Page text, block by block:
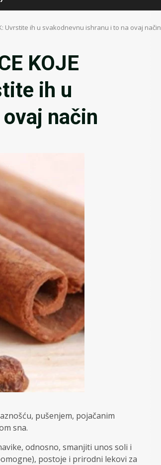
Uvrstite ih u svakodnevnu ishranu i to na ovaj način
KOJE
ih u
način
pušenjem, pojačanim
sna.
odnosno, smanjiti unos soli i
postoje i prirodni lekovi za